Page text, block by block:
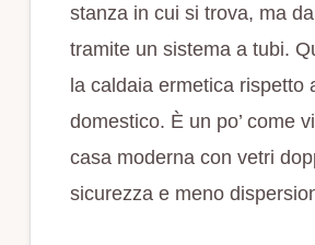
stanza in cui si trova, ma
tramite un sistema a tubi.
la caldaia ermetica rispetto
domestico. È un po’ come
casa moderna con vetri
sicurezza e meno